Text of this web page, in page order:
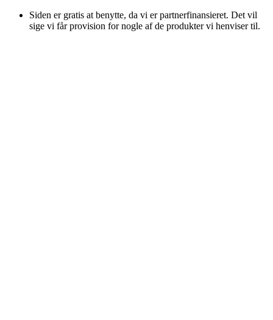
Siden er gratis at benytte, da vi er partnerfinansieret. Det vil
sige vi får provision for nogle af de produkter vi henviser til.